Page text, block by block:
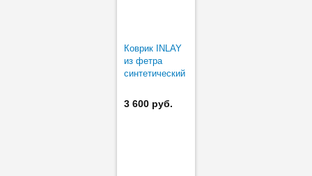
Коврик INLAY
из фетра
синтетический
серый
3 600 руб.